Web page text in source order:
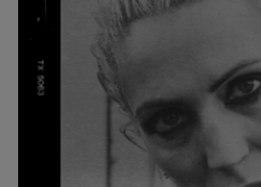
C'ÉTAIT QUOI CE TITRE ?
PODCASTS - SAISON 2026/2027